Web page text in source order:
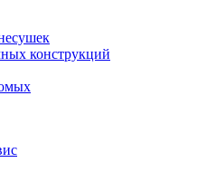
конструкций